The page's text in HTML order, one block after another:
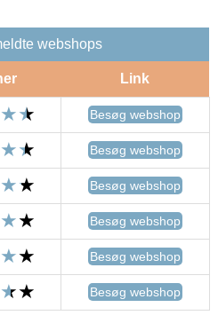
webshops
Link
Besøg webshop
Besøg webshop
Besøg webshop
Besøg webshop
Besøg webshop
Besøg webshop